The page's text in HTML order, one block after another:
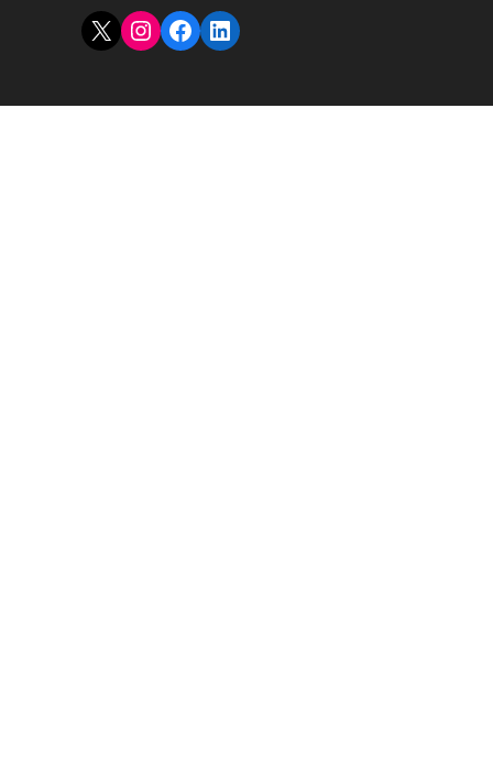
X Instagram
Facebook
LinkedIn